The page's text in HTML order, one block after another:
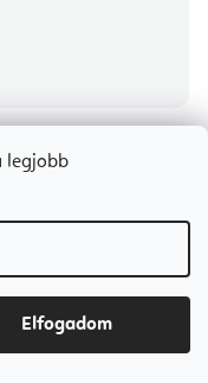
legjobb
Elfogadom
432 Hz 25 cm hang